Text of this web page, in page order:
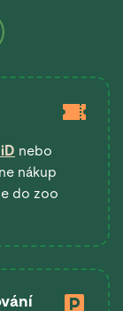
nebo
nákup
do zoo